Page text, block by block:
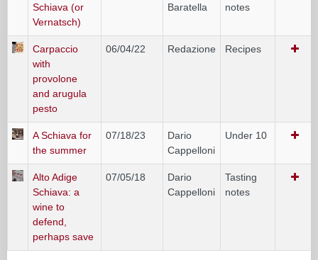
Schiava (or
Vernatsch)
Baratella
notes
Carpaccio
with
provolone
and arugula
pesto
06/04/22 Redazione Recipes
A Schiava for
the summer
07/18/23
Dario
Cappelloni
Under 10
Alto Adige
Schiava: a
wine to
defend,
perhaps save
07/05/18
Dario
Cappelloni
Tasting
notes